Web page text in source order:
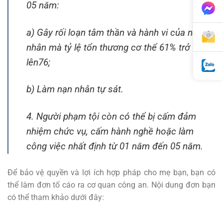
05 năm:
a) Gây rối loạn tâm thần và hành vi của nạn
nhân mà tỷ lệ tổn thương cơ thể 61% trở
lên76;
b) Làm nạn nhân tự sát.
4. Người phạm tội còn có thể bị cấm đảm
nhiệm chức vụ, cấm hành nghề hoặc làm
công việc nhất định từ 01 năm đến 05 năm.
Để bảo vệ quyền và lợi ích hợp pháp cho mẹ bạn, bạn có
thể làm đơn tố cáo ra cơ quan công an. Nội dung đơn bạn
có thể tham khảo dưới đây: